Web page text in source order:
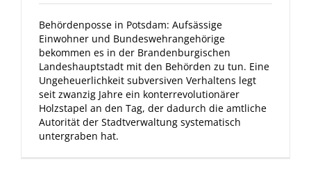
Behördenposse in Potsdam: Aufsässige
Einwohner und Bundeswehrangehörige
bekommen es in der Brandenburgischen
Landeshauptstadt mit den Behörden zu tun. Eine
Ungeheuerlichkeit subversiven Verhaltens legt
seit zwanzig Jahre ein konterrevolutionärer
Holzstapel an den Tag, der dadurch die amtliche
Autorität der Stadtverwaltung systematisch
untergraben hat.